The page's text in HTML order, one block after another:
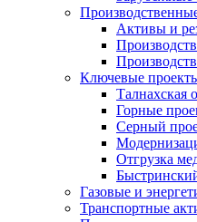
Активы и
Ключевые
Талнахская
Горные
Серный
Отгрузка
Газовые и
Транспортные